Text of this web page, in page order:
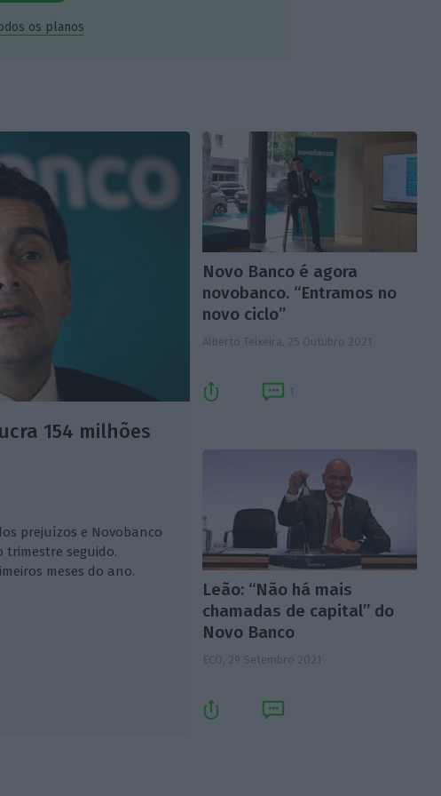
os planos
154 milhões
prejuízos e Novobanco
trimestre seguido.
meses do ano.
Novo Banco é agora
novobanco. “Entramos no
novo ciclo”
Alberto Teixeira, 25 Outubro 2021
1
Leão: “Não há mais
chamadas de capital” do
Novo Banco
ECO, 29 Setembro 2021